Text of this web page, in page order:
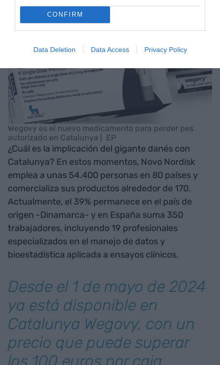
CONFIRM
Data Deletion Data Access Privacy Policy
Wegovy es el nuevo medicamento para perder pes
autorizado en Catalunya | EP
¿Cuál es la implicación del gigante danés con
Catalunya? En estos momentos, Novo Nordisk
emplea a unas 54.400 personas en 80 países y
comercializa sus productos alrededor de 170.
Actualmente, el 39% permanece en el país de
origen -Dinamarca- y en España suma 350
trabajadores, incluyendo 19 profesionales
especializados en el manejo de datos y
bioestadística aplicada a ensayos clínicos.
Desde el 1 de mayo de 2024
ya está disponible en
Catalunya Wegovy, con un
precio que puede superar
los 100 euros por caja